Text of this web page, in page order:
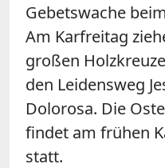
Gebetswache
Am Karfreitag
großen
den Leidensweg
Dolorosa. Die
findet am frühen
statt.